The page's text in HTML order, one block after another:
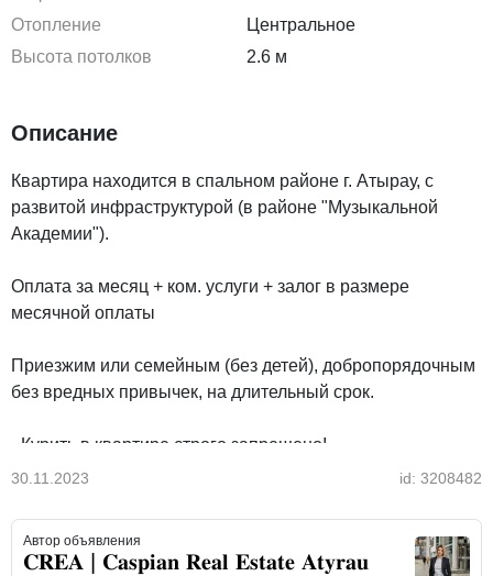
Отопление
Центральное
Высота потолков
2.6 м
Описание
Квартира находится в спальном районе г. Атырау, с
развитой инфраструктурой (в районе "Музыкальной
Академии").
Оплата за месяц + ком. услуги + залог в размере
месячной оплаты
Приезжим или семейным (без детей), добропорядочным
без вредных привычек, на длительный срок.
- Курить в квартире строго запрещено!
- Без животных!
30.11.2023 id: 3208482
Автор объявления
𝐂𝐑𝐄𝐀 | 𝐂𝐚𝐬𝐩𝐢𝐚𝐧 𝐑𝐞𝐚𝐥 𝐄𝐬𝐭𝐚𝐭𝐞 𝐀𝐭𝐲𝐫𝐚𝐮